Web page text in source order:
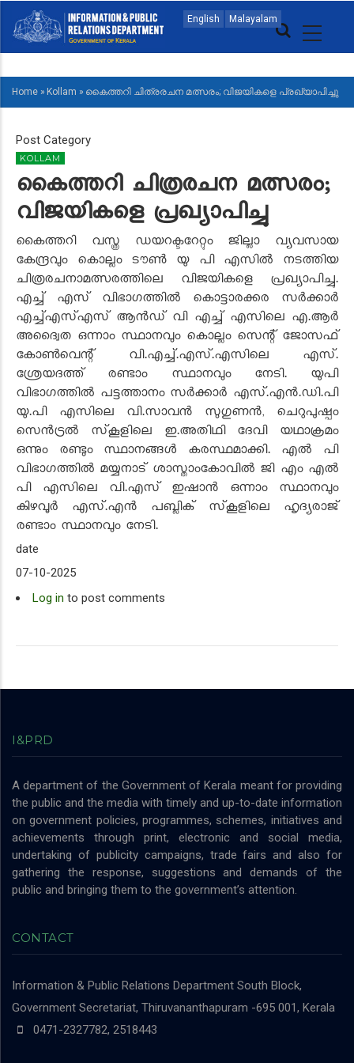
main
English Malayalam
MAIN
NAVIGATION
ENGLISH
BREADCRUMB
Home » Kollam » കൈത്തറി ചിത്രരചന മത്സരം; വിജയികളെ പ്രഖ്യാപിച്ചു
Post Category
KOLLAM
കൈത്തറി ചിത്രരചന മത്സരം;
വിജയികളെ പ്രഖ്യാപിച്ചു
കൈത്തറി വസ്ത്ര ഡയറക്ടറേറ്റും ജില്ലാ വ്യവസായ
കേന്ദ്രവും കൊല്ലം ടൗണ്‍ യു പി എസില്‍ നടത്തിയ
ചിത്രരചനാമത്സരത്തിലെ വിജയികളെ പ്രഖ്യാപിച്ചു.
എച്ച് എസ് വിഭാഗത്തില്‍ കൊട്ടാരക്കര സര്‍ക്കാര്‍
എച്ച്എസ്എസ് ആന്‍ഡ് വി എച്ച് എസിലെ എ.ആര്‍
അദ്വൈത ഒന്നാം സ്ഥാനവും കൊല്ലം സെന്റ് ജോസഫ്
കോണ്‍വെന്റ് വി.എച്ച്.എസ്.എസിലെ എസ്.
ശ്രേയദത്ത് രണ്ടാം സ്ഥാനവും നേടി. യുപി
വിഭാഗത്തില്‍ പട്ടത്താനം സര്‍ക്കാര്‍ എസ്.എന്‍.ഡി.പി
യു.പി എസിലെ വി.സാവന്‍ സുഗുണന്‍, ചെറുപുഷ്പം
സെന്‍ട്രല്‍ സ്‌കൂളിലെ ഇ.അതിഥി ദേവി യഥാക്രമം
ഒന്നും രണ്ടും സ്ഥാനങ്ങള്‍ കരസ്ഥമാക്കി. എല്‍ പി
വിഭാഗത്തില്‍ മയ്യനാട് ശാസ്താംകോവില്‍ ജി എം എല്‍
പി എസിലെ വി.എസ് ഇഷാന്‍ ഒന്നാം സ്ഥാനവും
കിഴവൂര്‍ എസ്.എന്‍ പബ്ലിക് സ്‌കൂളിലെ ഹൃദ്യരാജ്
രണ്ടാം സ്ഥാനവും നേടി.
date
07-10-2025
Log in to post comments
I&PRD
A department of the Government of Kerala meant for providing
the public and the media with timely and up-to-date information
on government policies, programmes, schemes, initiatives and
achievements through print, electronic and social media,
undertaking of publicity campaigns, trade fairs and also for
gathering the response, suggestions and demands of the
public and bringing them to the government’s attention.
CONTACT
Information & Public Relations Department South Block,
Government Secretariat, Thiruvananthapuram -695 001, Kerala
0471-2327782, 2518443